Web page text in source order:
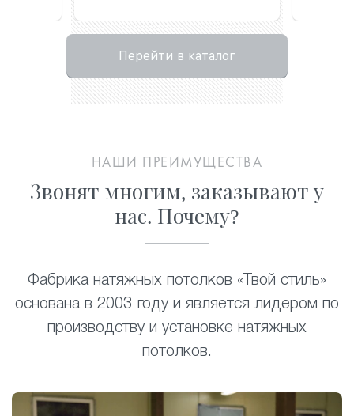
Перейти в каталог
НАШИ ПРЕИМУЩЕСТВА
Звонят многим, заказывают у
нас. Почему?
Фабрика натяжных потолков «Твой стиль»
основана в 2003 году и является лидером по
производству и установке натяжных
потолков.